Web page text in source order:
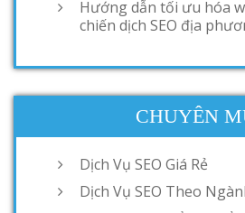
Hướng dẫn tối ưu hóa
chiến dịch SEO địa
CHUYÊN
Dịch Vụ SEO Giá Rẻ
Dịch Vụ SEO Theo